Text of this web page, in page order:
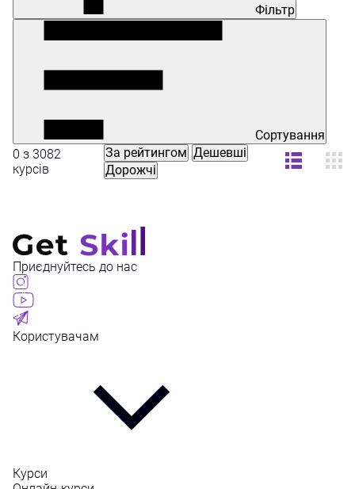
Фільтр
Сортування
0 з 3082
курсів
За рейтингом Дешевші
Дорожчі
Приєднуйтесь до нас
Користувачам
Курси